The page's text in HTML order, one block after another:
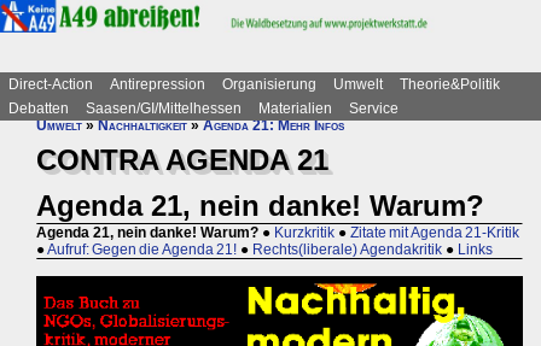
Direct-Action Antirepression Organisierung Umwelt
Theorie&Politik
Debatten
Saasen/GI/Mittelhessen Materialien
Service
Umwelt»Nachhaltigkeit»Agenda 21: Mehr Infos
CONTRA AGENDA 21
Agenda 21, nein danke! Warum?
Agenda 21, nein danke! Warum? ● Kurzkritik ● Zitate mit Agenda 21-Kritik
●Aufruf: Gegen die Agenda 21! ● Rechts(liberale) Agendakritik ● Links